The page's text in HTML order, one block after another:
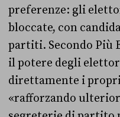
preferenze: gli
bloccate, con
partiti. Secondo Più
il potere degli
direttamente i
«rafforzando